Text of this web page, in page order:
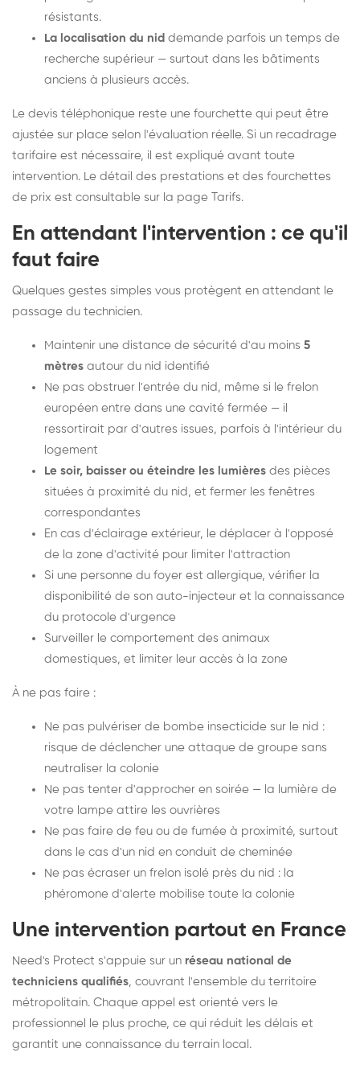
résistants.
La localisation du nid demande parfois un temps de
recherche supérieur — surtout dans les bâtiments
anciens à plusieurs accès.
Le devis téléphonique reste une fourchette qui peut être
ajustée sur place selon l'évaluation réelle. Si un recadrage
tarifaire est nécessaire, il est expliqué avant toute
intervention. Le détail des prestations et des fourchettes
de prix est consultable sur la page Tarifs.
En attendant l'intervention : ce qu'il
faut faire
Quelques gestes simples vous protègent en attendant le
passage du technicien.
Maintenir une distance de sécurité d'au moins 5
mètres autour du nid identifié
Ne pas obstruer l'entrée du nid, même si le frelon
européen entre dans une cavité fermée — il
ressortirait par d'autres issues, parfois à l'intérieur du
logement
Le soir, baisser ou éteindre les lumières des pièces
situées à proximité du nid, et fermer les fenêtres
correspondantes
En cas d'éclairage extérieur, le déplacer à l'opposé
de la zone d'activité pour limiter l'attraction
Si une personne du foyer est allergique, vérifier la
disponibilité de son auto-injecteur et la connaissance
du protocole d'urgence
Surveiller le comportement des animaux
domestiques, et limiter leur accès à la zone
À ne pas faire :
Ne pas pulvériser de bombe insecticide sur le nid :
risque de déclencher une attaque de groupe sans
neutraliser la colonie
Ne pas tenter d'approcher en soirée — la lumière de
votre lampe attire les ouvrières
Ne pas faire de feu ou de fumée à proximité, surtout
dans le cas d'un nid en conduit de cheminée
Ne pas écraser un frelon isolé près du nid : la
phéromone d'alerte mobilise toute la colonie
Une intervention partout en France
Need's Protect s'appuie sur un réseau national de
techniciens qualifiés, couvrant l'ensemble du territoire
métropolitain. Chaque appel est orienté vers le
professionnel le plus proche, ce qui réduit les délais et
garantit une connaissance du terrain local.